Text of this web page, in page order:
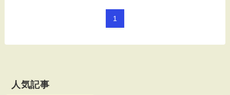
1
人気記事